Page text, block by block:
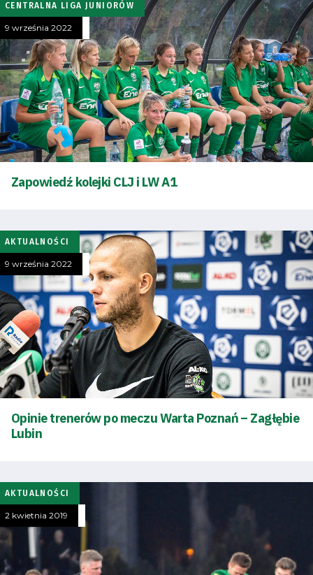
Tryb
oszczędności
energii
Dostępność
Search Button
Klub
Tabela
i
terminarz
Bilety
Pierwszy
zespół
CENTRALNA LIGA JUNIORÓW
9 września 2022
Zapowiedź kolejki CLJ i LW A1
AKTUALNOŚCI
9 września 2022
Opinie trenerów po meczu Warta Poznań – Zagłębie
Lubin
AKTUALNOŚCI
2 kwietnia 2019